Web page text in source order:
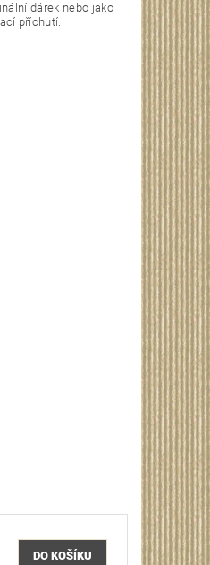
dárek nebo jako
příchutí.